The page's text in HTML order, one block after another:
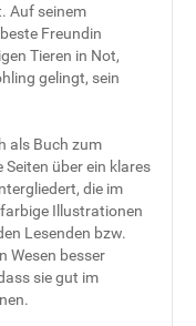
Auf seinem
Freundin
Tieren in Not,
gelingt, sein
als Buch zum
über ein klares
die im
Illustrationen
Lesenden bzw.
Wesen besser
sie gut im